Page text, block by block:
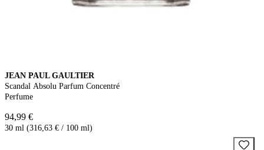
JEAN PAUL GAULTIER
Scandal Absolu Parfum Concentré
Perfume
94,99 €
30 ml (316,63 € / 100 ml)